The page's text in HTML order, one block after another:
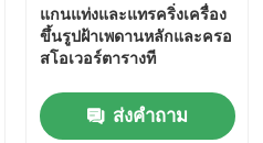
แกนแท่งและแทรคริ่งเครื่อง
ขึ้นรูปฝ้าเพดานหลักและครอ
สโอเวอร์ตารางที
ส่งคำถาม